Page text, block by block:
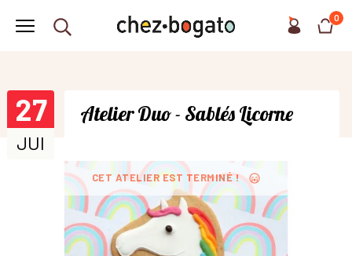
0
27
JUI
Atelier Duo - Sablés Licorne
CET ATELIER EST TERMINÉ !